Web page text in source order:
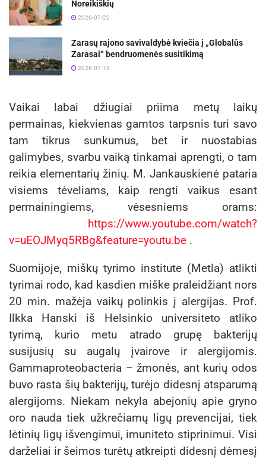
Noreikiškių
2026-07-22
Zarasų rajono savivaldybė kviečia į „Globalūs
Zarasai“ bendruomenės susitikimą
2026-07-19
Vaikai labai džiugiai priima metų laikų
permainas, kiekvienas gamtos tarpsnis turi savo
tam tikrus sunkumus, bet ir nuostabias
galimybes, svarbu vaiką tinkamai aprengti, o tam
reikia elementarių žinių. M. Jankauskienė pataria
visiems tėveliams, kaip rengti vaikus esant
permainingiems, vėsesniems orams:
https://www.youtube.com/watch?
v=uEOJMyq5RBg&feature=youtu.be .
Suomijoje, miškų tyrimo institute (Metla) atlikti
tyrimai rodo, kad kasdien miške praleidžiant nors
20 min. mažėja vaikų polinkis į alergijas. Prof.
Ilkka Hanski iš Helsinkio universiteto atliko
tyrimą, kurio metu atrado grupę bakterijų
susijusių su augalų įvairove ir alergijomis.
Gammaproteobacteria – žmonės, ant kurių odos
buvo rasta šių bakterijų, turėjo didesnį atsparumą
alergijoms. Niekam nekyla abejonių apie gryno
oro nauda tiek užkrečiamų ligų prevencijai, tiek
lėtinių ligų išvengimui, imuniteto stiprinimui. Visi
darželiai ir šeimos turėtų atkreipti didesnį dėmesį